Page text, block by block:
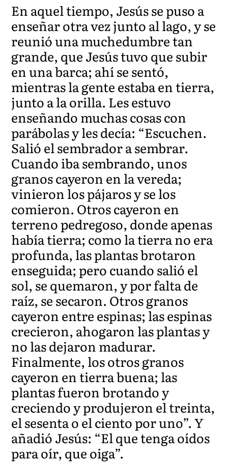
En aquel tiempo, Jesús se puso a
enseñar otra vez junto al lago, y se
reunió una muchedumbre tan
grande, que Jesús tuvo que subir
en una barca; ahí se sentó,
mientras la gente estaba en tierra,
junto a la orilla. Les estuvo
enseñando muchas cosas con
parábolas y les decía: “Escuchen.
Salió el sembrador a sembrar.
Cuando iba sembrando, unos
granos cayeron en la vereda;
vinieron los pájaros y se los
comieron. Otros cayeron en
terreno pedregoso, donde apenas
había tierra; como la tierra no era
profunda, las plantas brotaron
enseguida; pero cuando salió el
sol, se quemaron, y por falta de
raíz, se secaron. Otros granos
cayeron entre espinas; las espinas
crecieron, ahogaron las plantas y
no las dejaron madurar.
Finalmente, los otros granos
cayeron en tierra buena; las
plantas fueron brotando y
creciendo y produjeron el treinta,
el sesenta o el ciento por uno”. Y
añadió Jesús: “El que tenga oídos
para oír, que oiga”.